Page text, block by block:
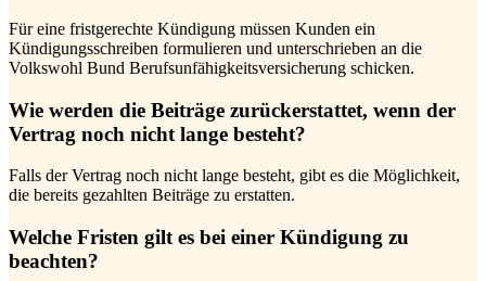
Für eine fristgerechte Kündigung müssen Kunden ein
Kündigungsschreiben formulieren und unterschrieben an die
Volkswohl Bund Berufsunfähigkeitsversicherung schicken.
Wie werden die Beiträge zurückerstattet, wenn der
Vertrag noch nicht lange besteht?
Falls der Vertrag noch nicht lange besteht, gibt es die Möglichkeit,
die bereits gezahlten Beiträge zu erstatten.
Welche Fristen gilt es bei einer Kündigung zu
beachten?